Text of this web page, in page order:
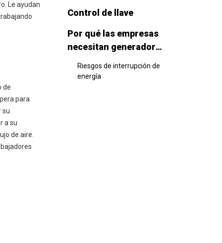
Le ayudan
de
para
su
a su
de aire.
Control de llave
Por qué las empresas
necesitan generadores
Riesgos de interrupción de
energía